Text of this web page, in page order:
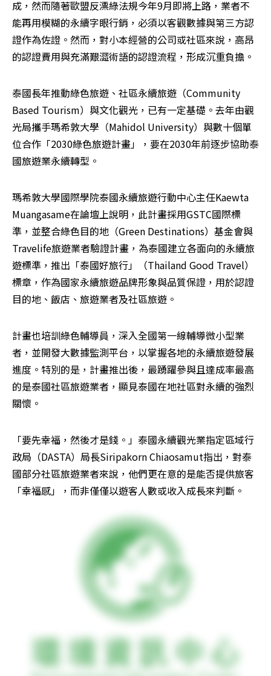
成，然而隨著歐盟反漂綠法規今年9月即將上路，業者不
能再用模糊的永續字眼行銷，必須以客觀數據與第三方認
證作為佐證。然而，對小本經營的公司或社區來說，高昂
的認證費用與充滿艱澀術語的認證流程，形成沉重負擔。
泰國長年推動綠色旅遊、社區永續旅遊（Community
Based Tourism）與文化觀光，已有一定基礎。去年由觀
光局攜手瑪希敦大學（Mahidol University）與數十個單
位合作「2030綠色旅遊計畫」，要在2030年前逐步協助泰
國旅遊業永續轉型。
瑪希敦大學國際學院泰國永續旅遊行動中心主任Kaewta
Muangasame在論壇上說明，此計畫採用GSTC國際標
準，並整合綠色目的地（Green Destinations）基金會與
Travelife旅遊業者驗證計畫，為泰國建立各面向的永續旅
遊標準，推出「泰國好旅行」（Thailand Good Travel）
標章，作為國家永續旅遊品牌形象與品質保證，用於認證
目的地、飯店、旅遊業者及社區旅遊。
計畫也培訓綠色輔導員，深入全國第一線輔導微小型業
者，並開發大數據監測平台，以掌握各地的永續旅遊發展
進度。特別的是，計畫推出後，最踴躍參與且達成率最高
的是泰國社區旅遊業者，顯見泰國在地社區對永續的強烈
關懷。
「要先幸福，然後才是錢。」泰國永續觀光業指定區域行
政局（DASTA）局長Siripakorn Chiaosamut指出，對泰
國部分社區旅遊業者來說，他們更在意的是能否提供旅客
「幸福感」，而非僅僅以遊客人數或收入成長來判斷。